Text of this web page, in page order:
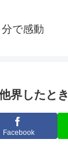
分で感動
界したとき
Facebook